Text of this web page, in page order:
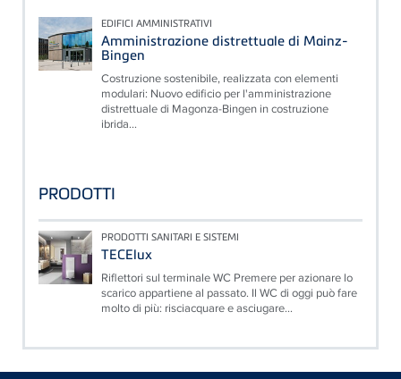
EDIFICI AMMINISTRATIVI
Amministrazione distrettuale di Mainz-
Bingen
Costruzione sostenibile, realizzata con elementi
modulari: Nuovo edificio per l'amministrazione
distrettuale di Magonza-Bingen in costruzione
ibrida...
PRODOTTI
PRODOTTI SANITARI E SISTEMI
TECElux
Riflettori sul terminale WC Premere per azionare lo
scarico appartiene al passato. Il WC di oggi può fare
molto di più: risciacquare e asciugare...